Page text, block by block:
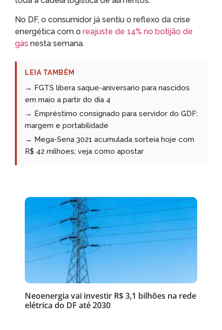
No DF, o consumidor já sentiu o reflexo da crise
energética com o reajuste de 14% no botijão de
gás nesta semana.
LEIA TAMBÉM
→ FGTS libera saque-aniversario para nascidos
em maio a partir do dia 4
→ Empréstimo consignado para servidor do GDF:
margem e portabilidade
→ Mega-Sena 3021 acumulada sorteia hoje com
R$ 42 milhoes; veja como apostar
Neoenergia vai investir R$ 3,1 bilhões na rede
elétrica do DF até 2030